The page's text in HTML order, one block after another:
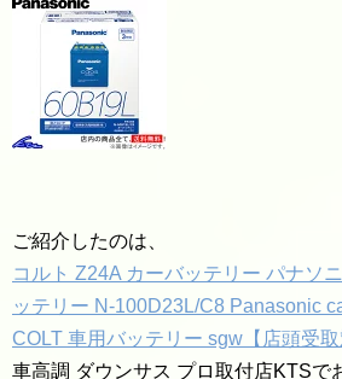
ご紹介したのは、
コルト Z24A カーバッテリー パナソ
ッテリー N-100D23L/C8 Panasonic
COLT 車用バッテリー sgw【店頭受取
車高調 ダウンサス プロ取付店KTSで